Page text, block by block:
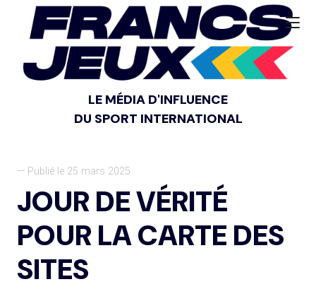
LE MÉDIA D'INFLUENCE
DU SPORT INTERNATIONAL
— Publié le 25 mars 2025
JOUR DE VÉRITÉ
POUR LA CARTE DES
SITES